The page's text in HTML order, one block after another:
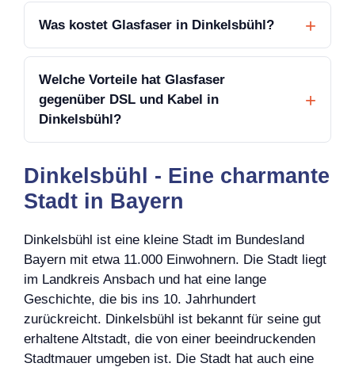
Was kostet Glasfaser in Dinkelsbühl?
Welche Vorteile hat Glasfaser
gegenüber DSL und Kabel in
Dinkelsbühl?
Dinkelsbühl - Eine charmante
Stadt in Bayern
Dinkelsbühl ist eine kleine Stadt im Bundesland
Bayern mit etwa 11.000 Einwohnern. Die Stadt liegt
im Landkreis Ansbach und hat eine lange
Geschichte, die bis ins 10. Jahrhundert
zurückreicht. Dinkelsbühl ist bekannt für seine gut
erhaltene Altstadt, die von einer beeindruckenden
Stadtmauer umgeben ist. Die Stadt hat auch eine